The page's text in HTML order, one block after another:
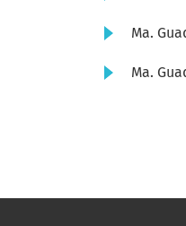
Ma.
Ma.